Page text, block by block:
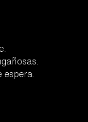
espera.